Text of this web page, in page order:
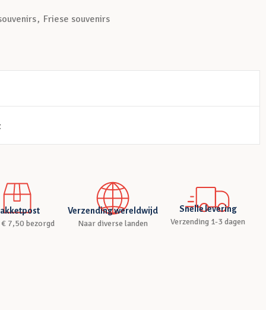
, Friese souvenirs
€ 7,50 bezorgd
Verzending wereldwijd
Naar diverse landen
Snelle levering
Verzending 1-3 dagen